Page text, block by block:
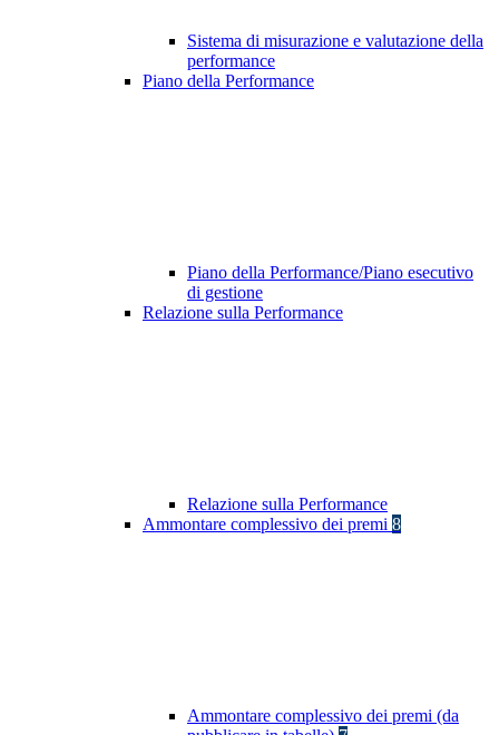
Sistema di misurazione e valutazione della
performance
Piano della Performance
Piano della Performance/Piano esecutivo
di gestione
Relazione sulla Performance
Relazione sulla Performance
Ammontare complessivo dei premi 8
Ammontare complessivo dei premi (da